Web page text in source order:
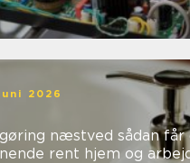
2026
næstved sådan får du et
rent hjem og